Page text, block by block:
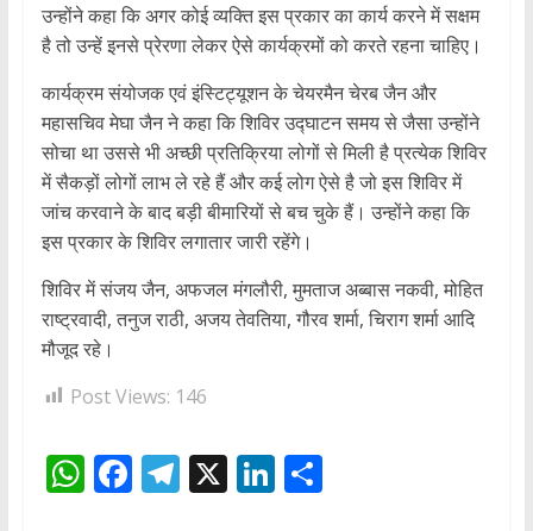
उन्होंने कहा कि अगर कोई व्यक्ति इस प्रकार का कार्य करने में सक्षम
है तो उन्हें इनसे प्रेरणा लेकर ऐसे कार्यक्रमों को करते रहना चाहिए।
कार्यक्रम संयोजक एवं इंस्टिट्यूशन के चेयरमैन चेरब जैन और
महासचिव मेघा जैन ने कहा कि शिविर उद्घाटन समय से जैसा उन्होंने
सोचा था उससे भी अच्छी प्रतिक्रिया लोगों से मिली है प्रत्येक शिविर
में सैकड़ों लोगों लाभ ले रहे हैं और कई लोग ऐसे है जो इस शिविर में
जांच करवाने के बाद बड़ी बीमारियों से बच चुके हैं। उन्होंने कहा कि
इस प्रकार के शिविर लगातार जारी रहेंगे।
शिविर में संजय जैन, अफजल मंगलौरी, मुमताज अब्बास नकवी, मोहित
राष्ट्रवादी, तनुज राठी, अजय तेवतिया, गौरव शर्मा, चिराग शर्मा आदि
मौजूद रहे।
Post Views: 146
W F T X Li S